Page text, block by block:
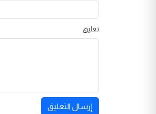
تعليق
إرسال التعليق